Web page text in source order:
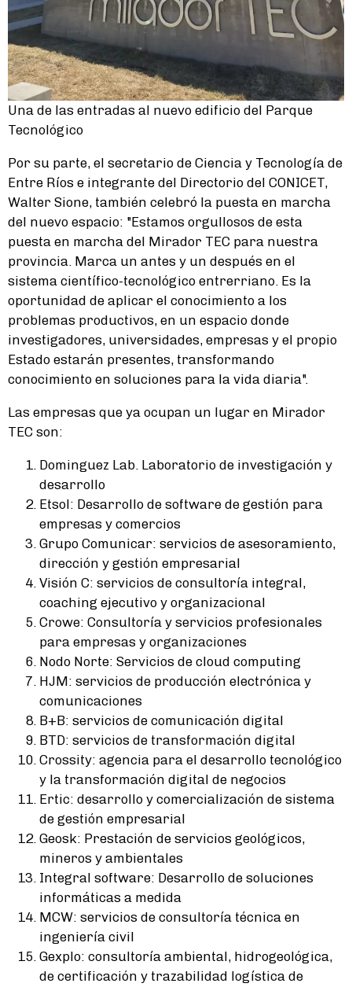
Una de las entradas al nuevo edificio del Parque
Tecnológico
Por su parte, el secretario de Ciencia y Tecnología de
Entre Ríos e integrante del Directorio del CONICET,
Walter Sione, también celebró la puesta en marcha
del nuevo espacio: "Estamos orgullosos de esta
puesta en marcha del Mirador TEC para nuestra
provincia. Marca un antes y un después en el
sistema científico-tecnológico entrerriano. Es la
oportunidad de aplicar el conocimiento a los
problemas productivos, en un espacio donde
investigadores, universidades, empresas y el propio
Estado estarán presentes, transformando
conocimiento en soluciones para la vida diaria".
Las empresas que ya ocupan un lugar en Mirador
TEC son:
Dominguez Lab. Laboratorio de investigación y
desarrollo
Etsol: Desarrollo de software de gestión para
empresas y comercios
Grupo Comunicar: servicios de asesoramiento,
dirección y gestión empresarial
Visión C: servicios de consultoría integral,
coaching ejecutivo y organizacional
Crowe: Consultoría y servicios profesionales
para empresas y organizaciones
Nodo Norte: Servicios de cloud computing
HJM: servicios de producción electrónica y
comunicaciones
B+B: servicios de comunicación digital
BTD: servicios de transformación digital
Crossity: agencia para el desarrollo tecnológico
y la transformación digital de negocios
Ertic: desarrollo y comercialización de sistema
de gestión empresarial
Geosk: Prestación de servicios geológicos,
mineros y ambientales
Integral software: Desarrollo de soluciones
informáticas a medida
MCW: servicios de consultoría técnica en
ingeniería civil
Gexplo: consultoría ambiental, hidrogeológica,
de certificación y trazabilidad logística de